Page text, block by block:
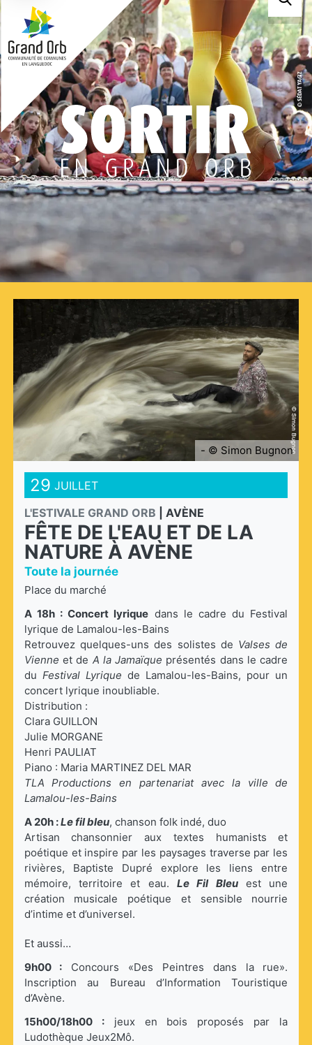
- © Simon Bugnon
29 JUILLET
L'ESTIVALE GRAND ORB
AVÈNE
FÊTE DE L'EAU ET DE LA
NATURE À AVÈNE
Toute la journée
Place du marché
A 18h : Concert lyrique dans le cadre du Festival
lyrique de Lamalou-les-Bains
Retrouvez quelques-uns des solistes de Valses de
Vienne et de A la Jamaïque présentés dans le cadre
du Festival Lyrique de Lamalou-les-Bains, pour un
concert lyrique inoubliable.
Distribution :
Clara GUILLON
Julie MORGANE
Henri PAULIAT
Piano : Maria MARTINEZ DEL MAR
TLA Productions en partenariat avec la ville de
Lamalou-les-Bains
A 20h :Le fil bleu, chanson folk indé, duo
Artisan chansonnier aux textes humanists et
poétique et inspire par les paysages traverse par les
rivières, Baptiste Dupré explore les liens entre
mémoire, territoire et eau. Le Fil Bleuest une
création musicale poétique et sensible nourrie
d’intime et d’universel.
Et aussi…
9h00 : Concours «Des Peintres dans la rue».
Inscription au Bureau d’Information Touristique
d’Avène.
15h00/18h00 :jeux en bois proposés par la
Ludothèque Jeux2Mô.